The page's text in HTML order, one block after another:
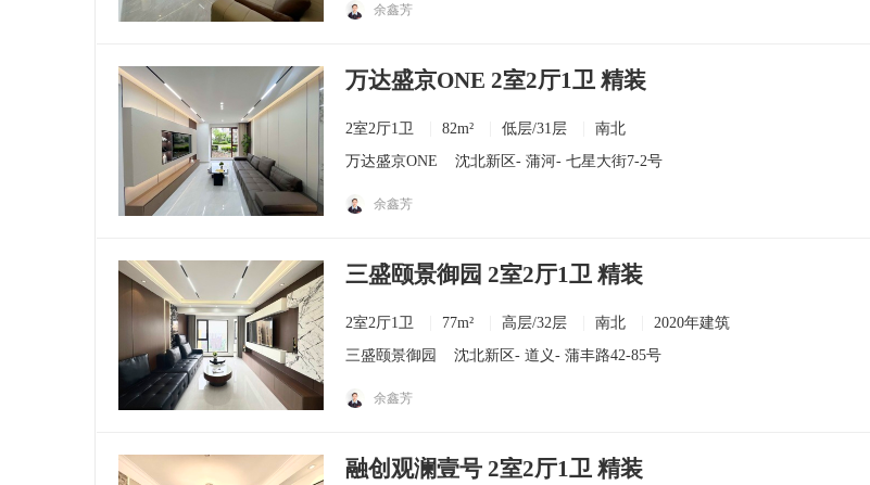
余鑫芳
万达盛京ONE 2室2厅1卫 精装
2室2厅1卫 82m² 低层/31层
南北
万达盛京ONE
沈北新区- 蒲河- 七星大街7-2号
余鑫芳
三盛颐景御园 2室2厅1卫 精装
2室2厅1卫 77m² 高层/32层 南北
2020年建筑
三盛颐景御园
沈北新区- 道义- 蒲丰路42-85号
余鑫芳
融创观澜壹号 2室2厅1卫 精装